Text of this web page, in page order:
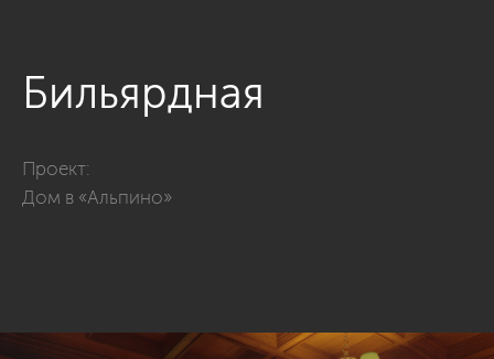
Бильярдная
Проект:
Дом в «Альпино»